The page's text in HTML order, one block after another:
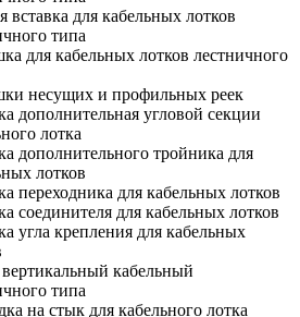
вставка для кабельных лотков
типа
для кабельных лотков лестничного
несущих и профильных реек
дополнительная угловой секции
лотка
дополнительного тройника для
лотков
переходника для кабельных лотков
соединителя для кабельных лотков
угла крепления для кабельных
кабельный
типа
на стык для кабельного лотка